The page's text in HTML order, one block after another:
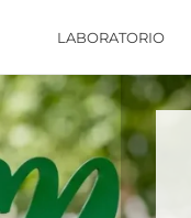
LABORATORIO